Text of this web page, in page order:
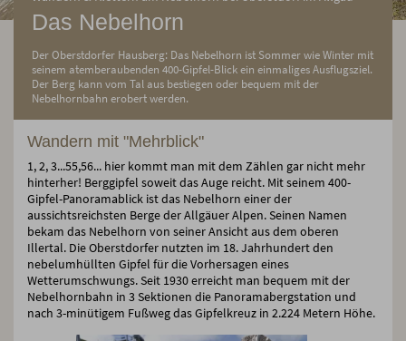
Das Nebelhorn
Der Oberstdorfer Hausberg: Das Nebelhorn ist Sommer wie Winter mit
seinem atemberaubenden 400-Gipfel-Blick ein einmaliges Ausflugsziel.
Der Berg kann vom Tal aus bestiegen oder bequem mit der
Nebelhornbahn erobert werden.
Wandern mit "Mehrblick"
1, 2, 3...55,56... hier kommt man mit dem Zählen gar nicht mehr
hinterher! Berggipfel soweit das Auge reicht. Mit seinem 400-
Gipfel-Panoramablick ist das Nebelhorn einer der
aussichtsreichsten Berge der Allgäuer Alpen. Seinen Namen
bekam das Nebelhorn von seiner Ansicht aus dem oberen
Illertal. Die Oberstdorfer nutzten im 18. Jahrhundert den
nebelumhüllten Gipfel für die Vorhersagen eines
Wetterumschwungs. Seit 1930 erreicht man bequem mit der
Nebelhornbahn in 3 Sektionen die Panoramabergstation und
nach 3-minütigem Fußweg das Gipfelkreuz in 2.224 Metern Höhe.